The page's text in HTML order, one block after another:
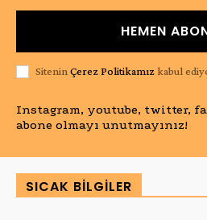
HEMEN
Sitenin Çerez Politikamızkabul
Instagram, youtube, twitter,
abone olmayı unutmayınız!
SICAK BILGILER